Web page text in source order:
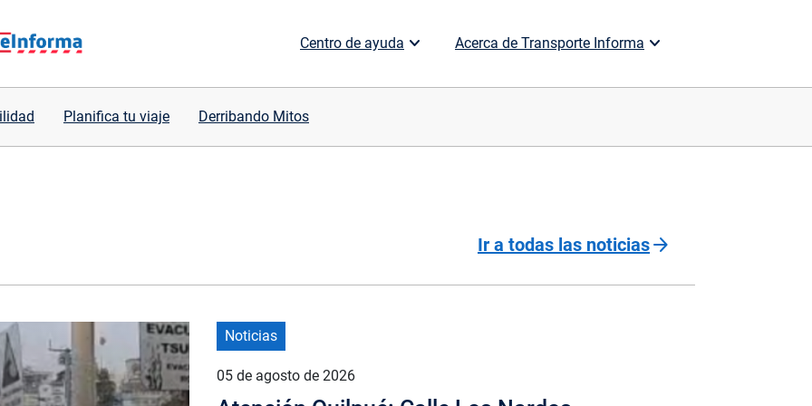
Centro de ayuda Acerca de Transporte Informa
Planifica tu viaje Derribando Mitos
Ir a todas las noticiasarrow_forward
Noticias
05 de agosto de 2026